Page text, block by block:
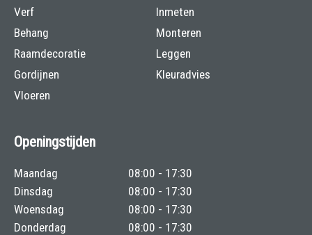
Verf
Behang
Raamdecoratie
Gordijnen
Vloeren
Inmeten
Monteren
Leggen
Kleuradvies
Openingstijden
Maandag
08:00 - 17:30
Dinsdag
08:00 - 17:30
Woensdag
08:00 - 17:30
Donderdag
08:00 - 17:30